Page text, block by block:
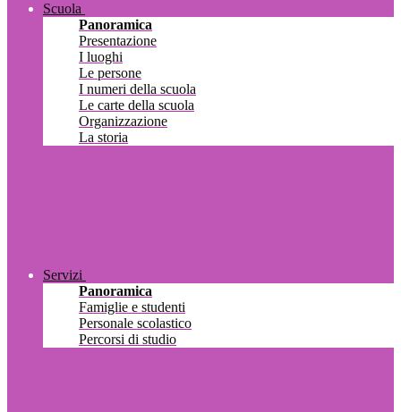
Scuola
Panoramica
Presentazione
I luoghi
Le persone
I numeri della scuola
Le carte della scuola
Organizzazione
La storia
Servizi
Panoramica
Famiglie e studenti
Personale scolastico
Percorsi di studio